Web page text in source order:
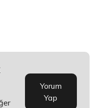
Yorum
Yap